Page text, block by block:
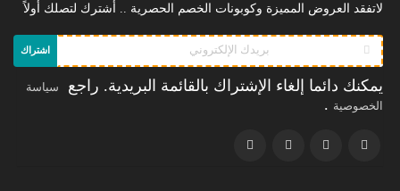
لاتفقد العروض المميزة وكوبونات الخصم الحصرية .. أشترك لتصلك أولاً
اشتراك
يمكنك دائما إلغاء الإشتراك بالقائمة البريدية. راجع
سياسة
الخصوصية .